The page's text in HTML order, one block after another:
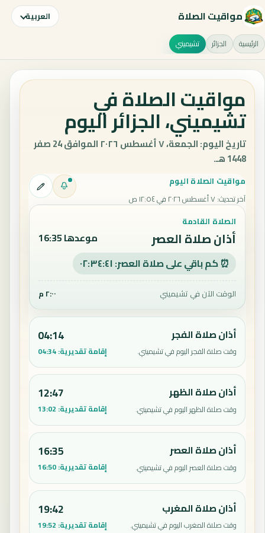
مواقيت الصلاة العربية
الرئيسية الجزائر تشيميني
مواقيت الصلاة في
تشيميني، الجزائر اليوم
تاريخ اليوم: الجمعة، ٧ أغسطس ٢٠٢٦ الموافق 24 صفر
1448 هـ.
مواقيت الصلاة اليوم
آخر تحديث:٧ أغسطس ٢٠٢٦ في ١٢:٥٤ ص
الصلاة القادمة
أذان صلاة العصر موعدها 16:35
⏰ كم باقي على صلاة العصر: ٠٢:٣٤:٤٠
الوقت الآن في تشيميني ٢:٠٠ م
أذان صلاة الفجر
وقت صلاة الفجر اليوم في تشيميني.
04:14
إقامة تقديرية:04:34
أذان صلاة الظهر
وقت صلاة الظهر اليوم في تشيميني.
12:47
إقامة تقديرية: 13:02
أذان صلاة العصر
وقت صلاة العصر اليوم في تشيميني.
16:35
إقامة تقديرية:16:50
أذان صلاة المغرب
وقت صلاة المغرب اليوم في تشيميني.
19:42
إقامة تقديرية: 19:52